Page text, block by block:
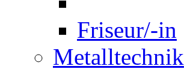
Friseur/-in
Metalltechnik